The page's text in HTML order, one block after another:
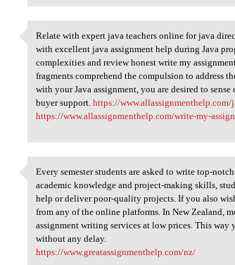
Relate with expert java
Relate with expert java teachers online for java
with excellent java assignment help during Java
complexities and review honest write my
fragments comprehend the compulsion to address
with your Java assignment, you are desired to
buyer support.https://
https://www.allassignmenthelp.com/write-my-
Every semester students are
Every semester students are asked to write top-
academic knowledge and project-making skills,
help or deliver poor-quality projects. If you also
from any of the online platforms. In New Zealand,
assignment writing services at low prices. This
without any delay.
https://www.greatassignmenthelp.com/nz/